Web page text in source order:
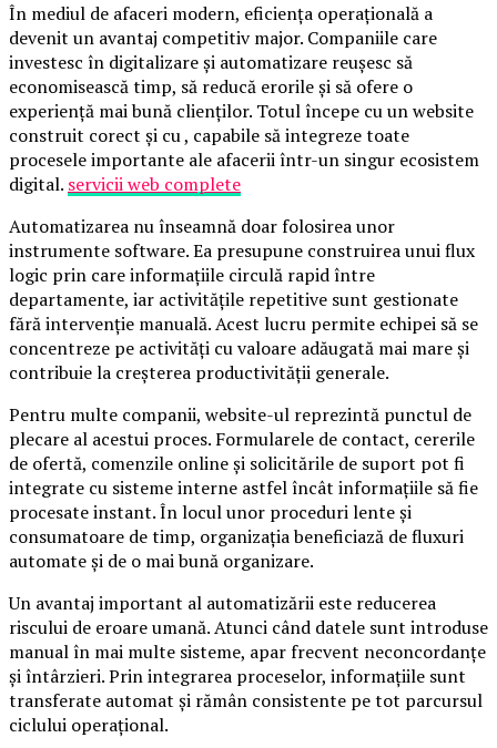
În mediul de afaceri modern, eficiența operațională a
devenit un avantaj competitiv major. Companiile care
investesc în digitalizare și automatizare reușesc să
economisească timp, să reducă erorile și să ofere o
experiență mai bună clienților. Totul începe cu un website
construit corect și cu , capabile să integreze toate
procesele importante ale afacerii într-un singur ecosistem
digital. servicii web complete
Automatizarea nu înseamnă doar folosirea unor
instrumente software. Ea presupune construirea unui flux
logic prin care informațiile circulă rapid între
departamente, iar activitățile repetitive sunt gestionate
fără intervenție manuală. Acest lucru permite echipei să se
concentreze pe activități cu valoare adăugată mai mare și
contribuie la creșterea productivității generale.
Pentru multe companii, website-ul reprezintă punctul de
plecare al acestui proces. Formularele de contact, cererile
de ofertă, comenzile online și solicitările de suport pot fi
integrate cu sisteme interne astfel încât informațiile să fie
procesate instant. În locul unor proceduri lente și
consumatoare de timp, organizația beneficiază de fluxuri
automate și de o mai bună organizare.
Un avantaj important al automatizării este reducerea
riscului de eroare umană. Atunci când datele sunt introduse
manual în mai multe sisteme, apar frecvent neconcordanțe
și întârzieri. Prin integrarea proceselor, informațiile sunt
transferate automat și rămân consistente pe tot parcursul
ciclului operațional.